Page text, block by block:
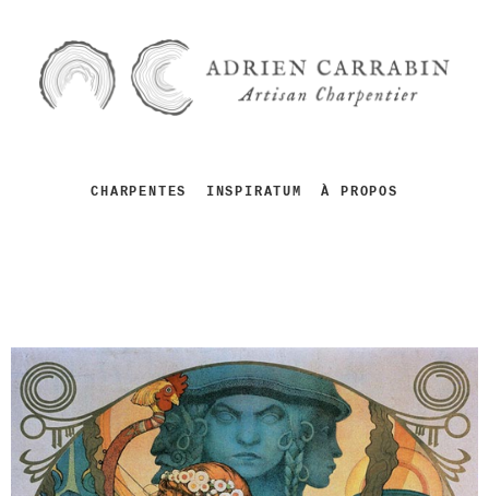
CHARPENTES INSPIRATUM À PROPOS